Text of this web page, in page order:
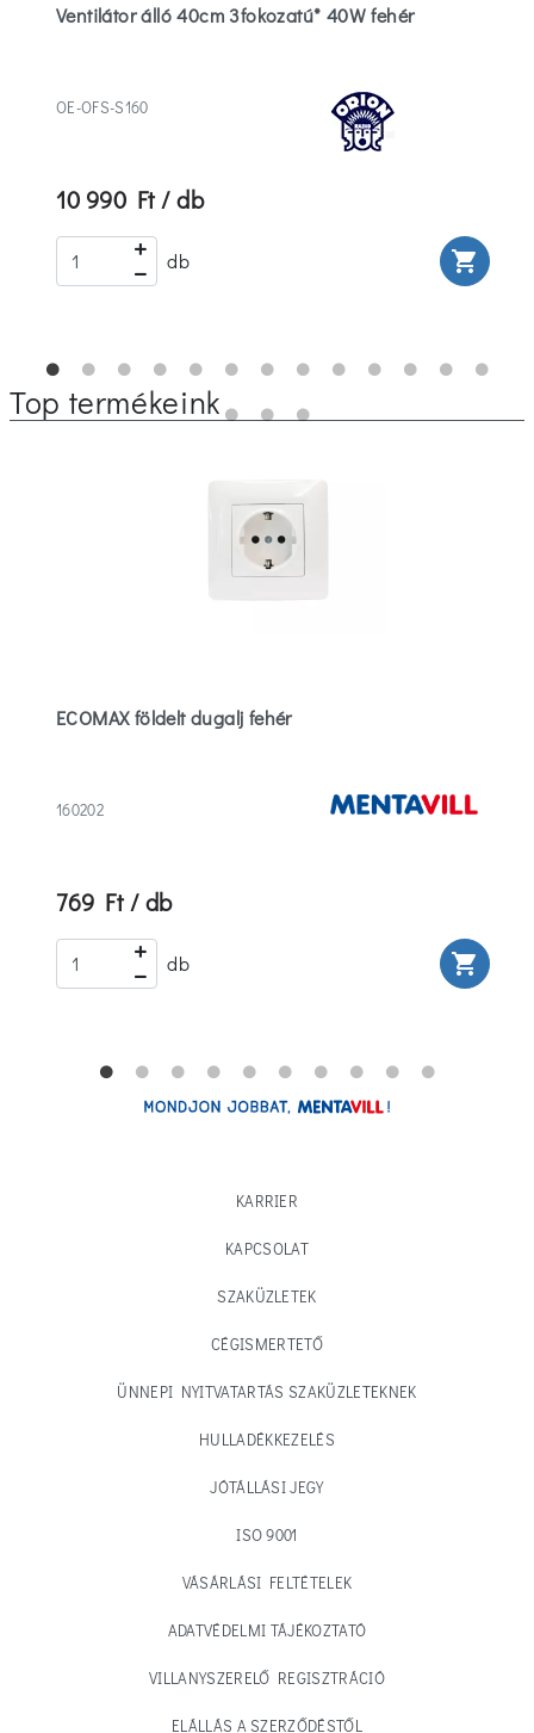
Ventilátor álló 40cm 3fokozatú* 40W fehér
OE-OFS-S160
10 990 Ft / db
db shopping_cart
Top termékeink
ECOMAX földelt dugalj fehér
160202
769 Ft / db
db shopping_cart
KARRIER
KAPCSOLAT
SZAKÜZLETEK
CÉGISMERTETŐ
ÜNNEPI NYITVATARTÁS SZAKÜZLETEKNEK
HULLADÉKKEZELÉS
JÓTÁLLÁSI JEGY
ISO 9001
VÁSÁRLÁSI FELTÉTELEK
ADATVÉDELMI TÁJÉKOZTATÓ
VILLANYSZERELŐ REGISZTRÁCIÓ
ELÁLLÁS A SZERZŐDÉSTŐL